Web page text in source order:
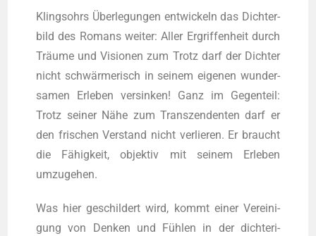
Klings­ohrs Über­le­gun­gen ent­wi­ckeln das Dich­ter­
bild des Romans wei­ter: Aller Ergrif­fen­heit durch
Träu­me und Visio­nen zum Trotz darf der Dich­ter
nicht schwär­me­risch in sei­nem eige­nen wun­der­
sa­men Erle­ben ver­sin­ken! Ganz im Gegen­teil:
Trotz sei­ner Nähe zum Tran­szen­den­ten darf er
den fri­schen Ver­stand nicht ver­lie­ren. Er braucht
die Fähig­keit, objek­tiv mit sei­nem Erle­ben
umzugehen.
Was hier geschil­dert wird, kommt einer Ver­ei­ni­
gung von Den­ken und Füh­len in der dich­te­ri­